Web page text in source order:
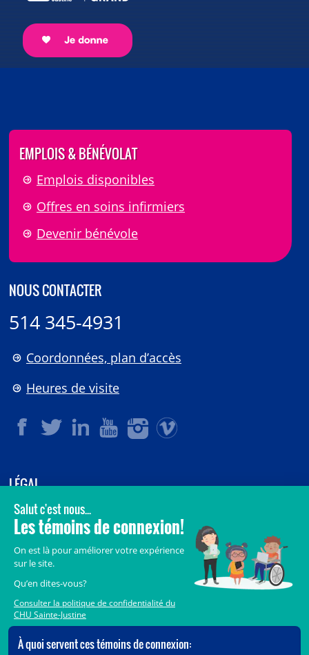
EMPLOIS & BÉNÉVOLAT
Emplois disponibles
Offres en soins infirmiers
Devenir bénévole
NOUS CONTACTER
514 345-4931
Coordonnées, plan d’accès
Heures de visite
LÉGAL
© 2006-2026CHU Sainte-Justine.
Tous droits réservés.
Crédits
Accès aux documents des organismes publics